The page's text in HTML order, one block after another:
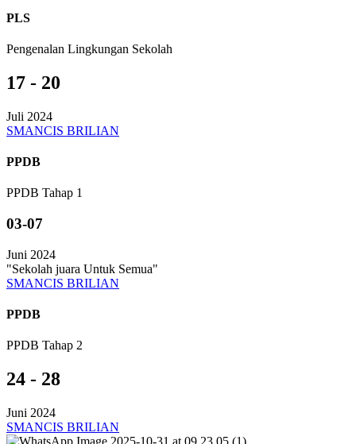
PLS
Pengenalan Lingkungan Sekolah
17 - 20
Juli 2024
SMANCIS BRILIAN
PPDB
PPDB Tahap 1
03-07
Juni 2024
"Sekolah juara Untuk Semua"
SMANCIS BRILIAN
PPDB
PPDB Tahap 2
24 - 28
Juni 2024
SMANCIS BRILIAN